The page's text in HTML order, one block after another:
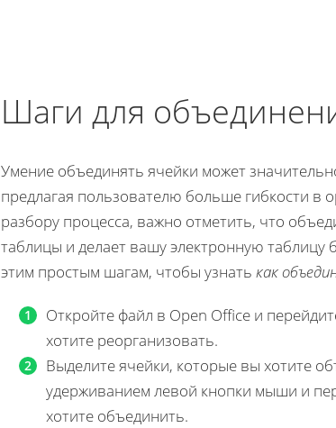
Шаги для
Умение объединять ячейки может
предлагая пользователю больше гибкости в
разбору процесса, важно отметить, что
таблицы и делает вашу электронную таблицу
этим простым шагам, чтобы узнать как
Откройте файл в Open Office и
хотите реорганизовать.
Выделите ячейки, которые вы хотите
удерживанием левой кнопки мыши и
хотите объединить.